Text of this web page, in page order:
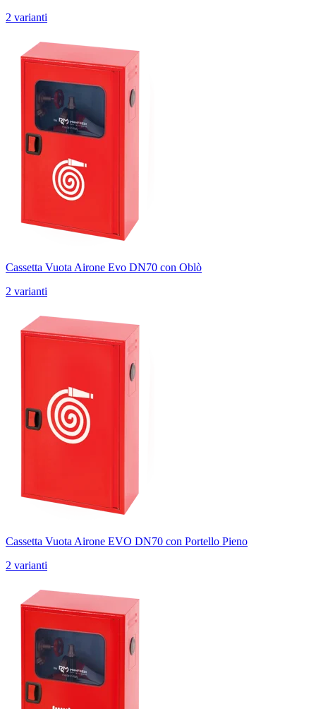
2 varianti
Cassetta Vuota Airone Evo DN70 con Oblò
2 varianti
Cassetta Vuota Airone EVO DN70 con Portello Pieno
2 varianti